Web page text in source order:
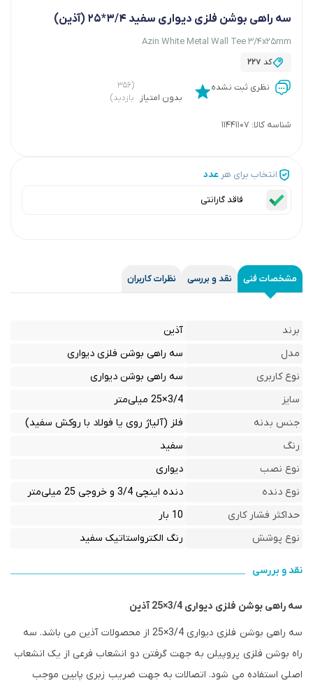
سه راهی بوشن فلزی دیواری سفید 3/4*25 (آذین)
Azin White Metal Wall Tee 3/4x25mm
کد 227
نظری ثبت نشده
بدون امتیاز
(۳۵۶
بازدید)
شناسه کالا: 11441107
انتخاب برای هر عدد
فاقد گارانتی
مشخصات فنی نقد و بررسی نظرات کاربران
برند
آذین
مدل
سه راهی بوشن فلزی دیواری
نوع کاربری
سه راهی بوشن دیواری
سایز
3/4×25 میلی‌متر
جنس بدنه
فلز (آلیاژ روی یا فولاد با روکش سفید)
رنگ
سفید
نوع نصب
دیواری
نوع دنده
دنده اینچی 3/4 و خروجی 25 میلی‌متر
حداکثر فشار کاری
10 بار
نوع پوشش
رنگ الکترواستاتیک سفید
نقد و بررسی
سه راهی بوشن فلزی دیواری 3/4×25 آذین
سه راهی بوشن فلزی دیواری 3/4×25 از محصولات آذین می باشد. سه
راه بوشن فلزی پروپیلن به جهت گرفتن دو انشعاب فرعی از یک انشعاب
اصلی استفاده می شود. اتصالات به جهت ضریب زبری پایین موجب